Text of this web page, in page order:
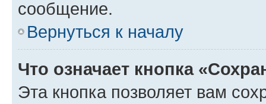
сообщение.
Вернуться к началу
Что означает кнопка
Эта кнопка позволяет вам